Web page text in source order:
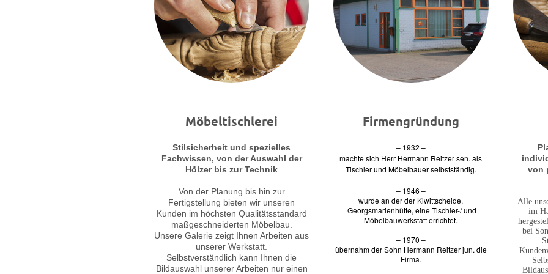
Möbeltischlerei
Stilsicherheit und spezielles
Fachwissen, von der Auswahl der
Hölzer bis zur Technik
Von der Planung bis hin zur
Fertigstellung bieten wir unseren
Kunden im höchsten Qualitätsstandard
maßgeschneiderten Möbelbau.
Unsere Galerie zeigt Ihnen Arbeiten aus
unserer Werkstatt.
Selbstverständlich kann Ihnen die
Bildauswahl unserer Arbeiten nur einen
Firmengründung
– 1932 –
machte sich Herr Hermann Reitzersen. als
Tischler und Möbelbauer selbstständig.
– 1946 –
wurde an der der Kiwittscheide,
Georgsmarienhütte, eine Tischler-/ und
Möbelbauwerkstatt errichtet.
– 1970 –
übernahm der Sohn Hermann Reitzer jun. die
Firma.
von
Alle
im
bei